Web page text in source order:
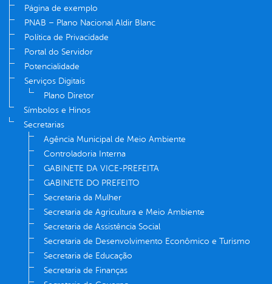
Página de exemplo
PNAB – Plano Nacional Aldir Blanc
Política de Privacidade
Portal do Servidor
Potencialidade
Serviços Digitais
Plano Diretor
Símbolos e Hinos
Secretarias
Agência Municipal de Meio Ambiente
Controladoria Interna
GABINETE DA VICE-PREFEITA
GABINETE DO PREFEITO
Secretaria da Mulher
Secretaria de Agricultura e Meio Ambiente
Secretaria de Assistência Social
Secretaria de Desenvolvimento Econômico e Turismo
Secretaria de Educação
Secretaria de Finanças